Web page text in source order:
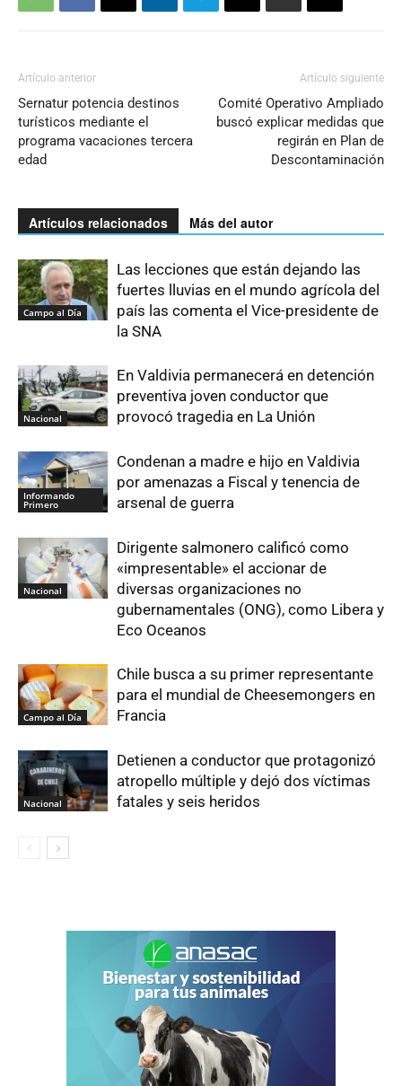
Artículo anterior
Sernatur potencia destinos
turísticos mediante el
programa vacaciones tercera
edad
Artículo siguiente
Comité Operativo Ampliado
buscó explicar medidas que
regirán en Plan de
Descontaminación
Artículos relacionados Más del autor
Campo al Día
Las lecciones que están dejando las
fuertes lluvias en el mundo agrícola del
país las comenta el Vice-presidente de
la SNA
Nacional
En Valdivia permanecerá en detención
preventiva joven conductor que
provocó tragedia en La Unión
Informando
Primero
Condenan a madre e hijo en Valdivia
por amenazas a Fiscal y tenencia de
arsenal de guerra
Nacional
Dirigente salmonero calificó como
«impresentable» el accionar de
diversas organizaciones no
gubernamentales (ONG), como Libera y
Eco Oceanos
Campo al Día
Chile busca a su primer representante
para el mundial de Cheesemongers en
Francia
Nacional
Detienen a conductor que protagonizó
atropello múltiple y dejó dos víctimas
fatales y seis heridos